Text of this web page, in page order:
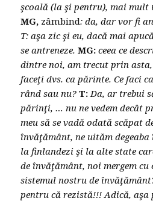
şcoală (la şi pentru), mai mult
MG, zâmbind: da, dar vor fi
T: aşa zic şi eu, dacă mai
se antreneze.MG: ceea ce
dintre noi, am trecut prin asta,
faceţi dvs. ca părinte. Ce faci
rând sau nu?T:Da, ar trebui
părinţi, … nu ne vedem decât
meu să se vadă odată scăpat
învăţământ, ne uităm
la finlandezi şi la alte state
de învăţământ, noi mergem cu
sistemul nostru de
pentru că rezistă!!! Adică, aşa